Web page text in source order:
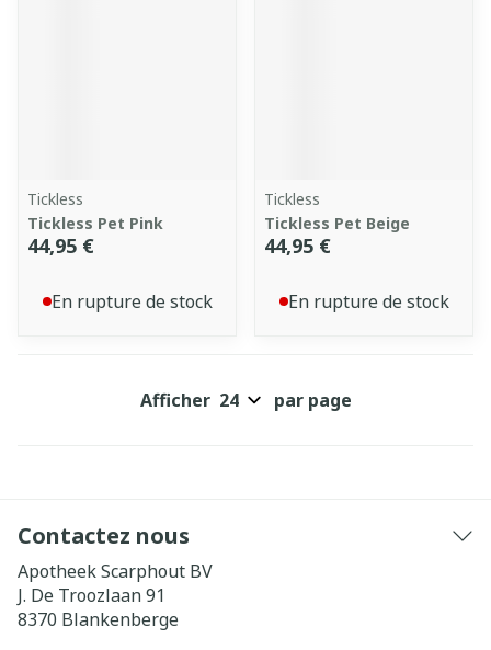
Tickless
Tickless Pet Pink
44,95 €
En rupture de stock
Tickless
Tickless Pet Beige
44,95 €
En rupture de stock
Afficher par page
Contactez nous
Apotheek Scarphout BV
J. De Troozlaan 91
8370 Blankenberge